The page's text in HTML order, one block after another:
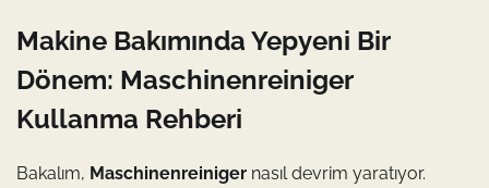
Makine Bakımında Yepyeni Bir
Dönem: Maschinenreiniger
Kullanma Rehberi
Bakalım, Maschinenreiniger nasıl devrim yaratıyor.